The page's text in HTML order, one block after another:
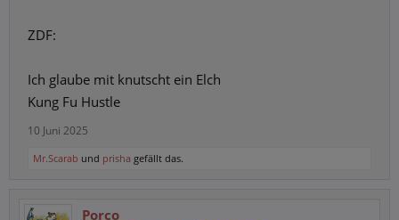
ZDF:
Ich glaube mit knutscht ein Elch
Kung Fu Hustle
10 Juni 2025
Mr.Scarab und prisha gefällt das.
Porco